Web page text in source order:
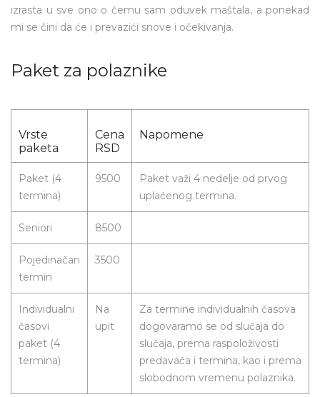
izrasta u sve ono o čemu sam oduvek maštala, a ponekad
mi se čini da će i prevazići snove i očekivanja.
Paket za polaznike
Vrste
paketa
Cena
RSD
Napomene
Paket (4
termina)
9500
Paket važi 4 nedelje od prvog
uplaćenog termina.
Seniori 8500
Pojedinačan
termin
3500
Individualni
časovi
paket (4
termina)
Na
upit
Za termine individualnih časova
dogovaramo se od slučaja do
slučaja, prema raspoloživosti
predavača i termina, kao i prema
slobodnom vremenu polaznika.